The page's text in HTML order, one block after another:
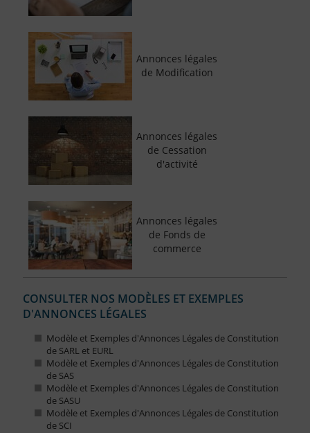
Annonces légales
de Modification
Annonces légales
de Cessation
d'activité
Annonces légales
de Fonds de
commerce
CONSULTER NOS MODÈLES ET EXEMPLES
D'ANNONCES LÉGALES
Modèle et Exemples d'Annonces Légales de Constitution
de SARL et EURL
Modèle et Exemples d'Annonces Légales de Constitution
de SAS
Modèle et Exemples d'Annonces Légales de Constitution
de SASU
Modèle et Exemples d'Annonces Légales de Constitution
de SCI